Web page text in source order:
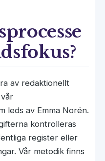
av redaktionellt
leds av Emma Norén.
kontrolleras
register eller
Vår metodik finns